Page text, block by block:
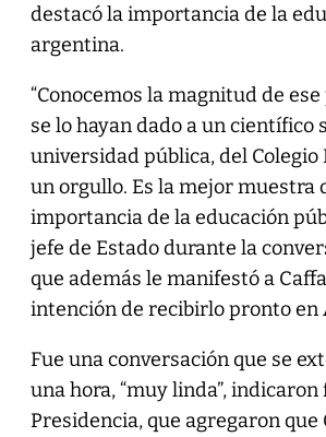
destacó la importancia de la
argentina.
“Conocemos la magnitud de
se lo hayan dado a un científico
universidad pública, del Colegio
un orgullo. Es la mejor muestra
importancia de la educación
jefe de Estado durante la
que además le manifestó a
intención de recibirlo pronto en
Fue una conversación que se
una hora, “muy linda”,
Presidencia, que agregaron que